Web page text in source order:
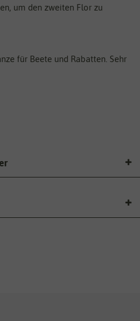
um den zweiten Flor zu
für Beete und Rabatten. Sehr